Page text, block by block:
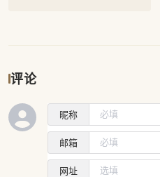
评论
昵称
邮箱
网址